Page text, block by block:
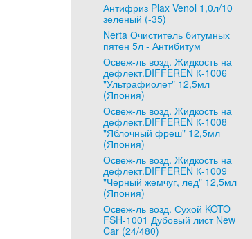
Антифриз Plax Venol 1,0л/10
зеленый (-35)
Nerta Очиститель битумных
пятен 5л - Антибитум
Освеж-ль возд. Жидкость на
дефлект.DIFFEREN К-1006
"Ультрафиолет" 12,5мл
(Япония)
Освеж-ль возд. Жидкость на
дефлект.DIFFEREN К-1008
"Яблочный фреш" 12,5мл
(Япония)
Освеж-ль возд. Жидкость на
дефлект.DIFFEREN К-1009
"Черный жемчуг, лед" 12,5мл
(Япония)
Освеж-ль возд. Сухой KOTO
FSH-1001 Дубовый лист New
Car (24/480)